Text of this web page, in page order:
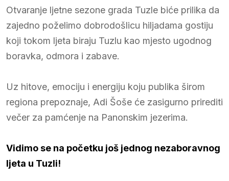
Otvaranje ljetne sezone grada Tuzle biće prilika da
zajedno poželimo dobrodošlicu hiljadama gostiju
koji tokom ljeta biraju Tuzlu kao mjesto ugodnog
boravka, odmora i zabave.
Uz hitove, emociju i energiju koju publika širom
regiona prepoznaje, Adi Šoše će zasigurno prirediti
večer za pamćenje na Panonskim jezerima.
Vidimo se na početku još jednog nezaboravnog
ljeta u Tuzli!